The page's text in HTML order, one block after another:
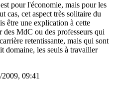
pour l'économie, mais pour les
cas, cet aspect très solitaire du
être une explication à cette
MdC ou des professeurs qui
retentissante, mais qui sont
domaine, les seuls à travailler
2009, 09:41